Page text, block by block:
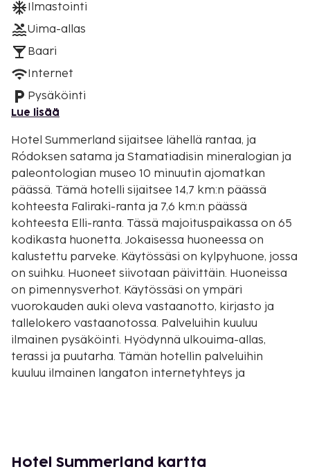
Ilmastointi
Uima-allas
Baari
Internet
Pysäköinti
Lue lisää
Hotel Summerland sijaitsee lähellä rantaa, ja
Ródoksen satama ja Stamatiadisin mineralogian ja
paleontologian museo 10 minuutin ajomatkan
päässä. Tämä hotelli sijaitsee 14,7 km:n päässä
kohteesta Faliraki-ranta ja 7,6 km:n päässä
kohteesta Elli-ranta. Tässä majoituspaikassa on 65
kodikasta huonetta. Jokaisessa huoneessa on
kalustettu parveke. Käytössäsi on kylpyhuone, jossa
on suihku. Huoneet siivotaan päivittäin. Huoneissa
on pimennysverhot. Käytössäsi on ympäri
vuorokauden auki oleva vastaanotto, kirjasto ja
tallelokero vastaanotossa. Palveluihin kuuluu
ilmainen pysäköinti. Hyödynnä ulkouima-allas,
terassi ja puutarha. Tämän hotellin palveluihin
kuuluu ilmainen langaton internetyhteys ja
raikkaan juoman parissa.
Hotel Summerland kartta